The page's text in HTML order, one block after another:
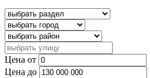
Цена от
Цена до